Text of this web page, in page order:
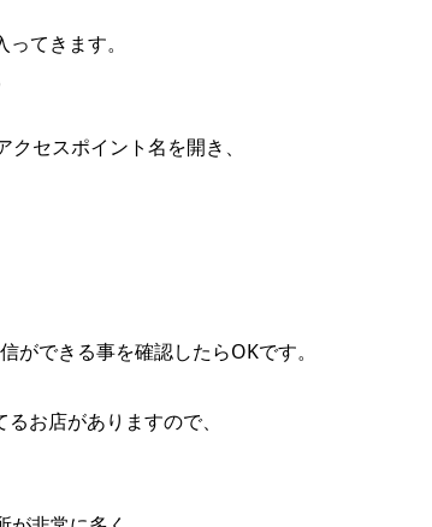
てきます。
セスポイント名を開き、
ができる事を確認したらOKです。
お店がありますので、